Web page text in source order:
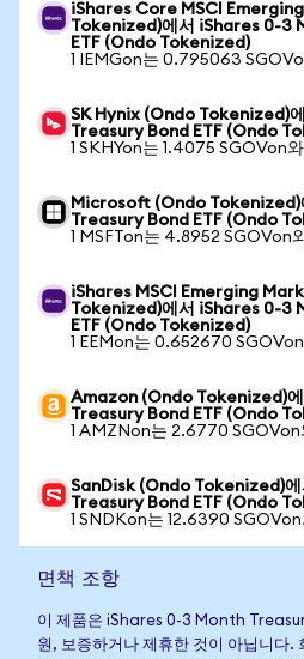
iShares Core MSCI
Tokenized)에서 iShares 0-3
ETF (Ondo Tokenized)
1 IEMGon는 0.795063
SK Hynix (Ondo Tokenized)
Treasury Bond ETF (Ondo
1 SKHYon는 1.4075 SGOVon
Microsoft (Ondo
Treasury Bond ETF (Ondo
1 MSFTon는 4.8952 SGOVon
iShares MSCI Emerging
Tokenized)에서 iShares 0-3
ETF (Ondo Tokenized)
1 EEMon는 0.652670
Amazon (Ondo Tokenized)
Treasury Bond ETF (Ondo
1 AMZNon는 2.6770 SGOVon
SanDisk (Ondo Tokenized)
Treasury Bond ETF (Ondo
1 SNDKon는 12.6390 SGOVon
면책 조항
이 제품은 iShares 0-3 Month
원, 보증하거나 제휴한 것이 아닙니다.